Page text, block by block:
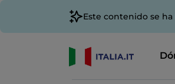
Este contenido se